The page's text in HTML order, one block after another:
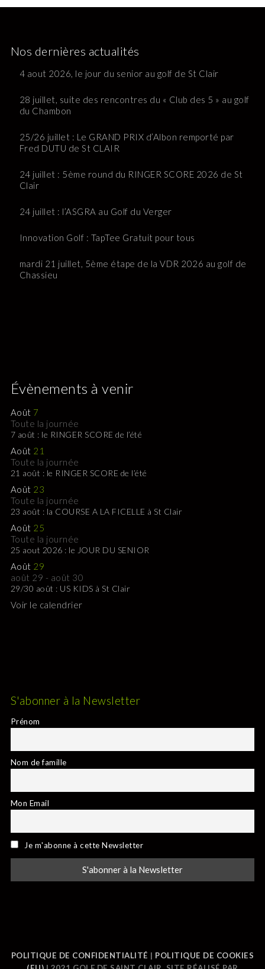
Nos dernières actualités
4 aout 2026, le jour du senior au golf de St Clair
28 juillet, suite des rencontres du « Club des 5 » au golf
du Chambon
25/26 juillet : Le GRAND PRIX d’Albon remporté par
Fred DUTU de St CLAIR
24 juillet : 5ème round du RINGER SCORE 2026 de St
Clair
24 juillet : l’ASGRA au Golf du Verger
Innovation Golf : TapTee Gratuit pour tous
mardi 21 juillet, 5ème étape de la VDR 2026 au golf de
Chassieu
Évènements à venir
Août 7
Toute la journée
7 août : le RINGER SCORE de l’été
Août 21
Toute la journée
21 août : le RINGER SCORE de l’été
Août 23
Toute la journée
23 août : la COURSE A LA FICELLE à St Clair
Août 25
Toute la journée
25 aout 2026 : le JOUR DU SENIOR
Août 29
août 29 - août 30
29/30 août : US KIDS à St Clair
Voir le calendrier
S'abonner à la Newsletter
Prénom
Nom de famille
Mon Email
Je m'abonne à cette Newsletter
POLITIQUE DE CONFIDENTIALITÉ | POLITIQUE DE COOKIES